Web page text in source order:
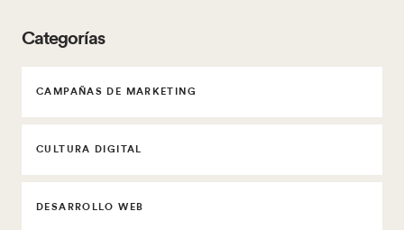
Categorías
CAMPAÑAS DE MARKETING
CULTURA DIGITAL
DESARROLLO WEB